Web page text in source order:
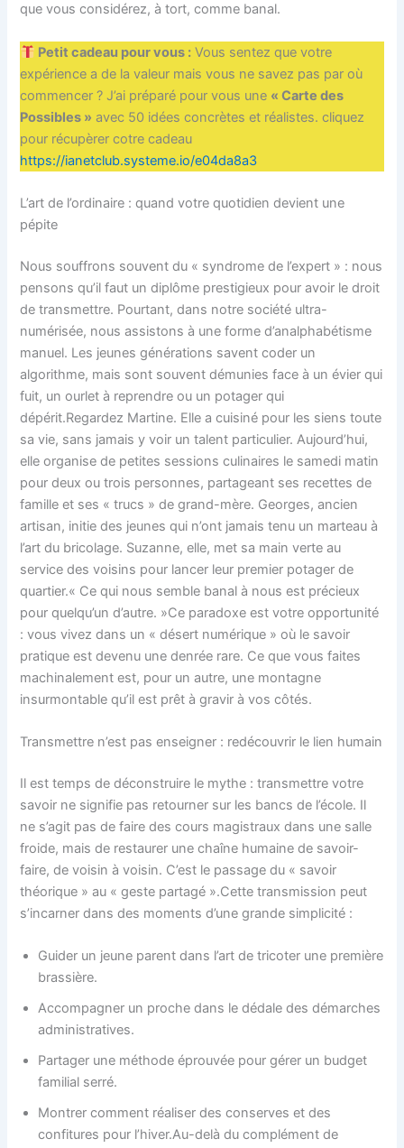
que vous considérez, à tort, comme banal.
Petit cadeau pour vous : Vous sentez que votre
expérience a de la valeur mais vous ne savez pas par où
commencer ? J’ai préparé pour vous une « Carte des
Possibles » avec 50 idées concrètes et réalistes. cliquez
pour récupèrer cotre cadeau
https://ianetclub.systeme.io/e04da8a3
L’art de l’ordinaire : quand votre quotidien devient une
pépite
Nous souffrons souvent du « syndrome de l’expert » : nous
pensons qu’il faut un diplôme prestigieux pour avoir le droit
de transmettre. Pourtant, dans notre société ultra-
numérisée, nous assistons à une forme d’analphabétisme
manuel. Les jeunes générations savent coder un
algorithme, mais sont souvent démunies face à un évier qui
fuit, un ourlet à reprendre ou un potager qui
dépérit.Regardez Martine. Elle a cuisiné pour les siens toute
sa vie, sans jamais y voir un talent particulier. Aujourd’hui,
elle organise de petites sessions culinaires le samedi matin
pour deux ou trois personnes, partageant ses recettes de
famille et ses « trucs » de grand-mère. Georges, ancien
artisan, initie des jeunes qui n’ont jamais tenu un marteau à
l’art du bricolage. Suzanne, elle, met sa main verte au
service des voisins pour lancer leur premier potager de
quartier.« Ce qui nous semble banal à nous est précieux
pour quelqu’un d’autre. »Ce paradoxe est votre opportunité
: vous vivez dans un « désert numérique » où le savoir
pratique est devenu une denrée rare. Ce que vous faites
machinalement est, pour un autre, une montagne
insurmontable qu’il est prêt à gravir à vos côtés.
Transmettre n’est pas enseigner : redécouvrir le lien humain
Il est temps de déconstruire le mythe : transmettre votre
savoir ne signifie pas retourner sur les bancs de l’école. Il
ne s’agit pas de faire des cours magistraux dans une salle
froide, mais de restaurer une chaîne humaine de savoir-
faire, de voisin à voisin. C’est le passage du « savoir
théorique » au « geste partagé ».Cette transmission peut
s’incarner dans des moments d’une grande simplicité :
Guider un jeune parent dans l’art de tricoter une première
brassière.
Accompagner un proche dans le dédale des démarches
administratives.
Partager une méthode éprouvée pour gérer un budget
familial serré.
Montrer comment réaliser des conserves et des
confitures pour l’hiver.Au-delà du complément de